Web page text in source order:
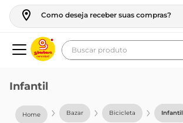
Como deseja receber suas compras?
Buscar produto
Infantil
Bazar Bicicleta Infantil
maquina lavar